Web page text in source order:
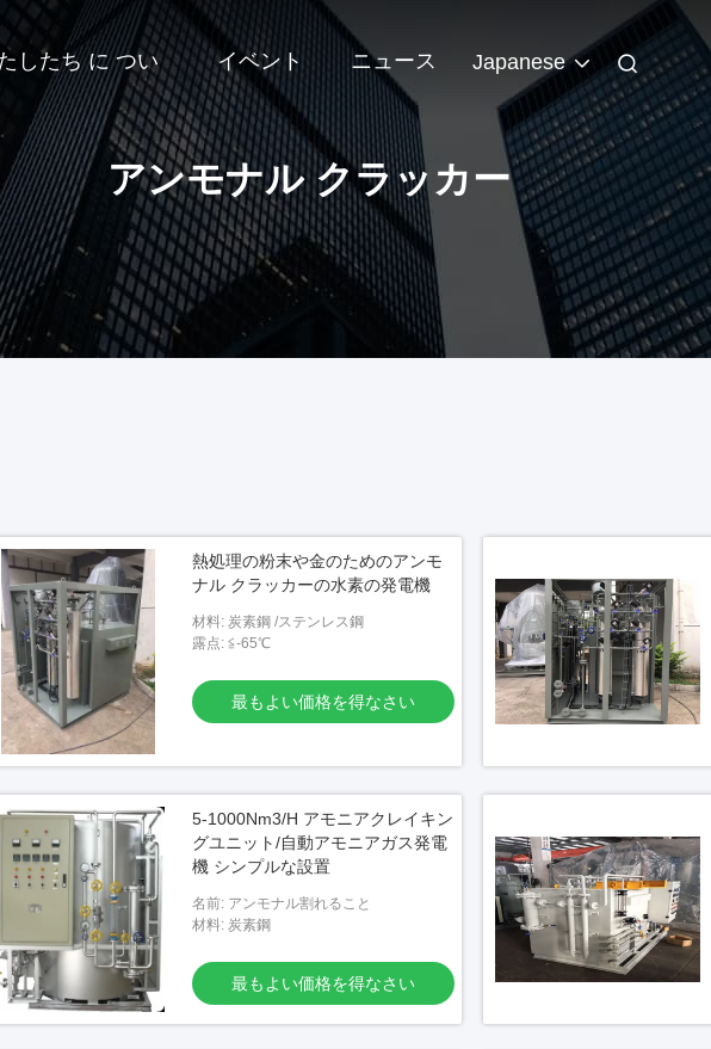
したち に つい イベント ニュース Japanese
アンモナル クラッカー
熱処理の粉末や金のためのアンモ
ナル クラッカーの水素の発電機
材料: 炭素鋼 /ステンレス鋼
露点: ≦-65℃
最もよい価格を得なさい
5-1000Nm3/H アモニアクレイキン
グユニット/自動アモニアガス発電
機 シンプルな設置
名前: アンモナル割れること
材料: 炭素鋼
最もよい価格を得なさい